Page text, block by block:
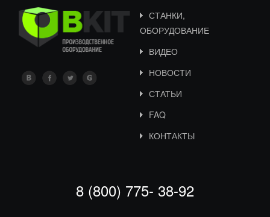
СТАНКИ,
ОБОРУДОВАНИЕ
ВИДЕО
НОВОСТИ
СТАТЬИ
FAQ
КОНТАКТЫ
8 (800) 775- 38-92